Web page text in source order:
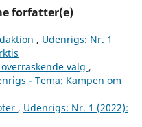
forfatter(e)
, Udenrigs: Nr. 1
overraskende valg ,
- Tema: Kampen om
, Udenrigs: Nr. 1 (2022):